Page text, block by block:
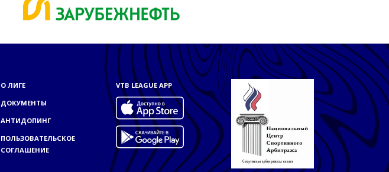
О ЛИГЕ
ДОКУМЕНТЫ
АНТИДОПИНГ
ПОЛЬЗОВАТЕЛЬСКОЕ
СОГЛАШЕНИЕ
VTB LEAGUE APP